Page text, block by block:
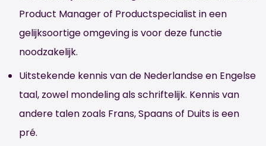
Product Manager of Productspecialist in een
gelijksoortige omgeving is voor deze functie
noodzakelijk.
Uitstekende kennis van de Nederlandse en Engelse
taal, zowel mondeling als schriftelijk. Kennis van
andere talen zoals Frans, Spaans of Duits is een
pré.